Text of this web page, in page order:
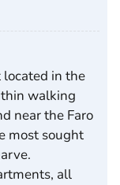
in the
walking
near the Faro
most sought
all